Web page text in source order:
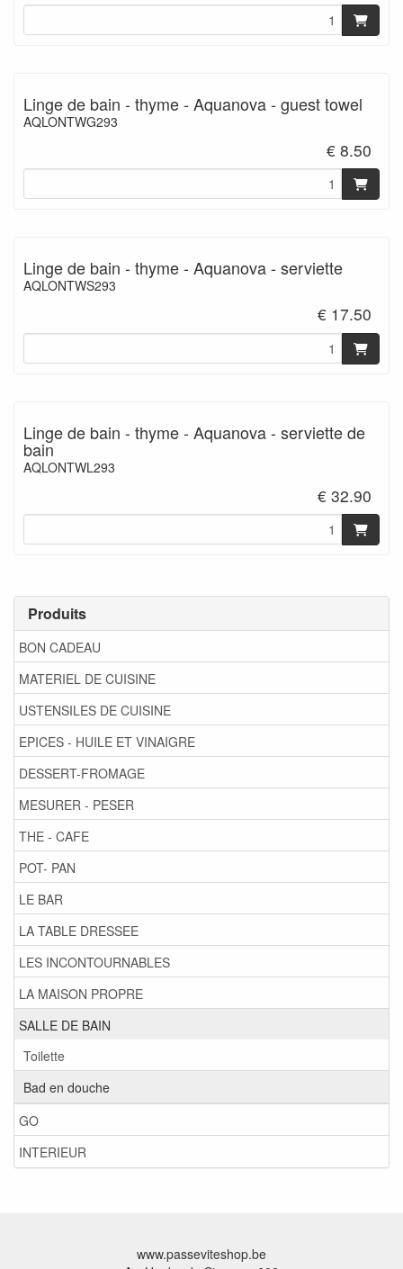
Produits
BON CADEAU
MATERIEL DE CUISINE
USTENSILES DE CUISINE
EPICES - HUILE ET VINAIGRE
DESSERT-FROMAGE
MESURER - PESER
THE - CAFE
POT- PAN
LE BAR
LA TABLE DRESSEE
LES INCONTOURNABLES
LA MAISON PROPRE
SALLE DE BAIN
Toilette
Bad en douche
GO
INTERIEUR
Linge de bain - thyme - Aquanova - guest towel
AQLONTWG293
€ 8.50
Linge de bain - thyme - Aquanova - serviette
AQLONTWS293
€ 17.50
Linge de bain - thyme - Aquanova - serviette de
bain
AQLONTWL293
€ 32.90
www.passeviteshop.be